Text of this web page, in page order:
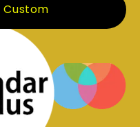
Custom